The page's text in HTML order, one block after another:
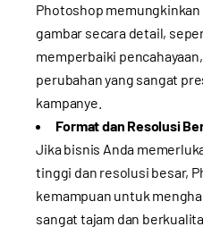
Photoshop
gambar secara detail,
memperbaiki
perubahan yang sangat
kampanye.
Format dan Resolusi
Jika bisnis Anda
tinggi dan resolusi besar,
kemampuan untuk
sangat tajam dan